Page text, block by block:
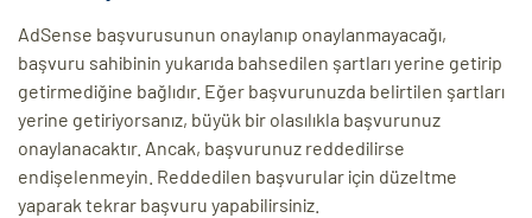
AdSense başvurusunun onaylanıp onaylanmayacağı,
başvuru sahibinin yukarıda bahsedilen şartları yerine getirip
getirmediğine bağlıdır. Eğer başvurunuzda belirtilen şartları
yerine getiriyorsanız, büyük bir olasılıkla başvurunuz
onaylanacaktır. Ancak, başvurunuz reddedilirse
endişelenmeyin. Reddedilen başvurular için düzeltme
yaparak tekrar başvuru yapabilirsiniz.